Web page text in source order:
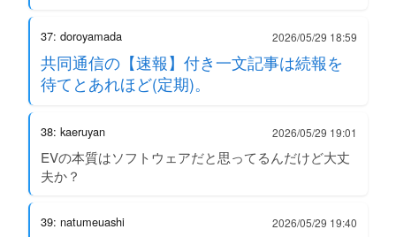
37: doroyamada 2026/05/29 18:59
共同通信の【速報】付き一文記事は続報を
待てとあれほど(定期)。
38: kaeruyan 2026/05/29 19:01
EVの本質はソフトウェアだと思ってるんだけど大丈
夫か？
39: natumeuashi 2026/05/29 19:40